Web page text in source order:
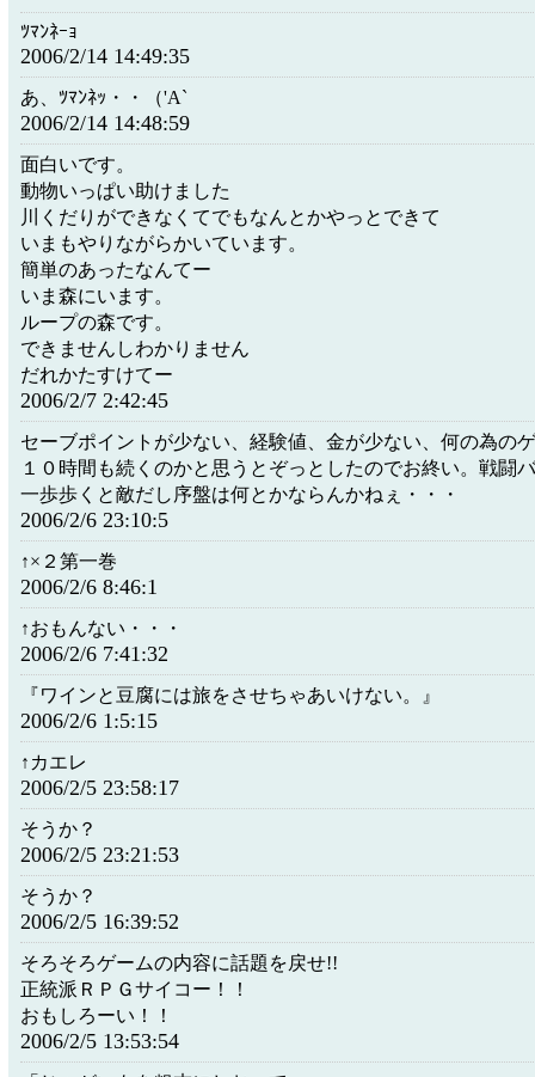
ﾂﾏﾝﾈｰｮ
2006/2/14 14:49:35
あ、ﾂﾏﾝﾈｯ・・（'A`
2006/2/14 14:48:59
面白いです。
動物いっぱい助けました
川くだりができなくてでもなんとかやっとできて
いまもやりながらかいています。
簡単のあったなんてー
いま森にいます。
ループの森です。
できませんしわかりません
だれかたすけてー
2006/2/7 2:42:45
セーブポイントが少ない、経験値、金が少ない、何の為の
１０時間も続くのかと思うとぞっとしたのでお終い。戦闘
一歩歩くと敵だし序盤は何とかならんかねぇ・・・
2006/2/6 23:10:5
↑×２第一巻
2006/2/6 8:46:1
↑おもんない・・・
2006/2/6 7:41:32
『ワインと豆腐には旅をさせちゃあいけない。』
2006/2/6 1:5:15
↑カエレ
2006/2/5 23:58:17
そうか？
2006/2/5 23:21:53
そうか？
2006/2/5 16:39:52
そろそろゲームの内容に話題を戻せ!!
正統派ＲＰＧサイコー！！
おもしろーい！！
2006/2/5 13:53:54